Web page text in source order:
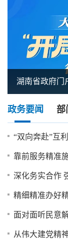
政务要闻 部
“双向奔赴”互
靠前服务精准
深化务实合作
精细精准办好
面对面听民意